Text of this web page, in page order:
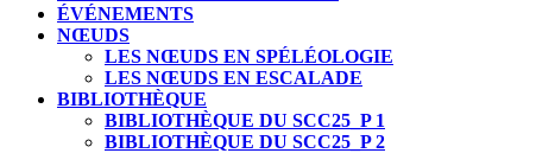
ÉVÉNEMENTS
NŒUDS
LES NŒUDS EN SPÉLÉOLOGIE
LES NŒUDS EN ESCALADE
BIBLIOTHÈQUE
BIBLIOTHÈQUE DU SCC25_P 1
BIBLIOTHÈQUE DU SCC25_P 2